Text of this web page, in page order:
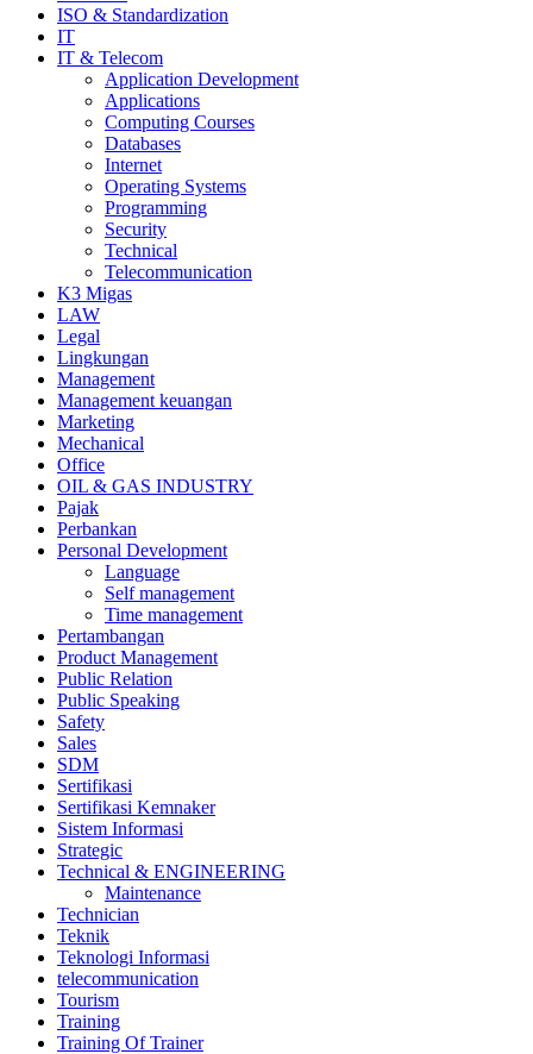
ISO & Standardization
IT
IT & Telecom
Application Development
Applications
Computing Courses
Databases
Internet
Operating Systems
Programming
Security
Technical
Telecommunication
K3 Migas
LAW
Legal
Lingkungan
Management
Management keuangan
Marketing
Mechanical
Office
OIL & GAS INDUSTRY
Pajak
Perbankan
Personal Development
Language
Self management
Time management
Pertambangan
Product Management
Public Relation
Public Speaking
Safety
Sales
SDM
Sertifikasi
Sertifikasi Kemnaker
Sistem Informasi
Strategic
Technical & ENGINEERING
Maintenance
Technician
Teknik
Teknologi Informasi
telecommunication
Tourism
Training
Training Of Trainer